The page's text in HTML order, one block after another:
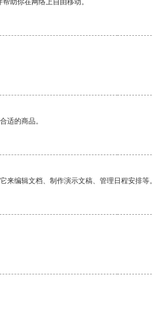
助你在网络上自由移动。
适的商品。
编辑文档、制作演示文稿、管理日程安排等。